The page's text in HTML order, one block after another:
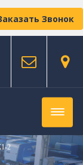
Звонок
2